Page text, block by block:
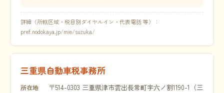
詳細（所轄区域・税目別ダイヤルイン・代表電話 等）：
pref.nodokaya.jp/mie/suzuka/
三重県自動車税事務所
所在地
〒514-0303 三重県津市雲出長常町字六ノ割1190-1（三